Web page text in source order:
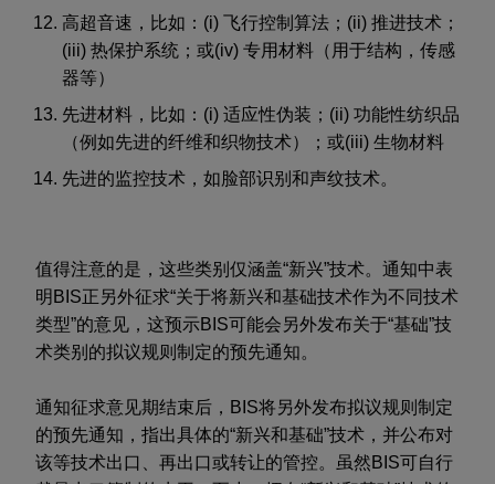
高超音速，比如：(i) 飞行控制算法；(ii) 推进技术；
(iii) 热保护系统；或(iv) 专用材料（用于结构，传感
器等）
先进材料，比如：(i) 适应性伪装；(ii) 功能性纺织品
（例如先进的纤维和织物技术）；或(iii) 生物材料
先进的监控技术，如脸部识别和声纹技术。
值得注意的是，这些类别仅涵盖“新兴”技术。通知中表
明BIS正另外征求“关于将新兴和基础技术作为不同技术
类型”的意见，这预示BIS可能会另外发布关于“基础”技
术类别的拟议规则制定的预先通知。
通知征求意见期结束后，BIS将另外发布拟议规则制定
的预先通知，指出具体的“新兴和基础”技术，并公布对
该等技术出口、再出口或转让的管控。虽然BIS可自行